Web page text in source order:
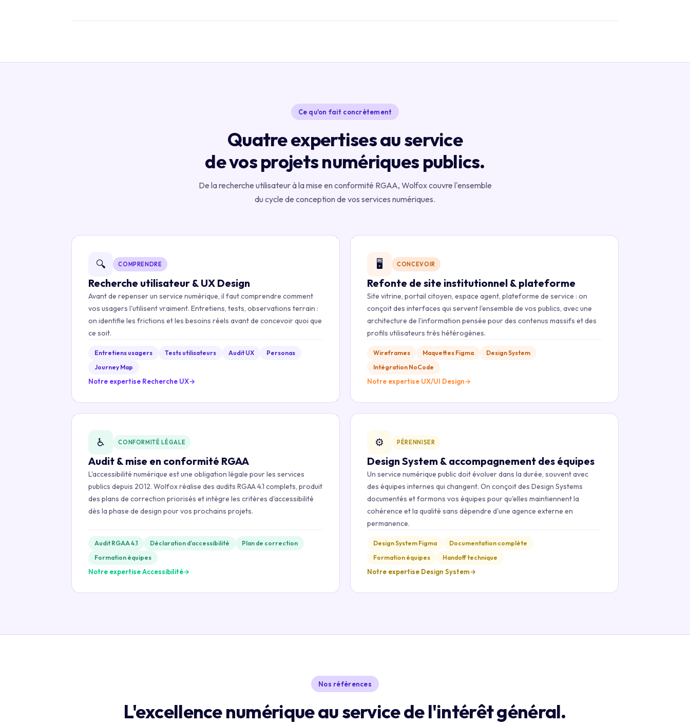
Ce qu'on fait concrètement
Quatre expertises au service
de vos projets numériques publics.
De la recherche utilisateur à la mise en conformité RGAA, Wolfox couvre l'ensemble
du cycle de conception de vos services numériques.
🔍 COMPRENDRE
Recherche utilisateur & UX Design
Avant de repenser un service numérique, il faut comprendre comment
vos usagers l'utilisent vraiment. Entretiens, tests, observations terrain :
on identifie les frictions et les besoins réels avant de concevoir quoi que
ce soit.
Entretiens usagers Tests utilisateurs Audit UX
Personas
Journey Map
Notre expertise Recherche UX→
🖥️ CONCEVOIR
Refonte de site institutionnel & plateforme
Site vitrine, portail citoyen, espace agent, plateforme de service : on
conçoit des interfaces qui servent l'ensemble de vos publics, avec une
architecture de l'information pensée pour des contenus massifs et des
profils utilisateurs très hétérogènes.
Wireframes Maquettes Figma
Design System
Intégration NoCode
Notre expertise UX/UI Design→
♿ CONFORMITÉ LÉGALE
Audit & mise en conformité RGAA
L'accessibilité numérique est une obligation légale pour les services
publics depuis 2012. Wolfox réalise des audits RGAA 4.1 complets, produit
des plans de correction priorisés et intègre les critères d'accessibilité
dès la phase de design pour vos prochains projets.
Audit RGAA 4.1 Déclaration d'accessibilité
Plan de correction
Formation équipes
Notre expertise Accessibilité→
⚙️ PÉRENNISER
Design System & accompagnement des équipes
Un service numérique public doit évoluer dans la durée, souvent avec
des équipes internes qui changent. On conçoit des Design Systems
documentés et formons vos équipes pour qu'elles maintiennent la
cohérence et la qualité sans dépendre d'une agence externe en
permanence.
Design System Figma
Documentation complète
Formation équipes
Handoff technique
Notre expertise Design System→
Nos références
L'excellence numérique au service de l'intérêt général.